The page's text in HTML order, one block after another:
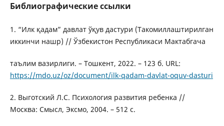
Библиографические ссылки
1. “Илк қадам” давлат ўқув дастури (Такомиллаштирилган
иккинчи нашр) // Ўзбекистон Республикаси Мактабгача
таълим вазирлиги. – Тошкент, 2022. – 123 б. URL:
https://mdo.uz/oz/document/ilk-qadam-davlat-oquv-dasturi
2. Выготский Л.С. Психология развития ребенка //
Москва: Смысл, Эксмо, 2004. – 512 с.